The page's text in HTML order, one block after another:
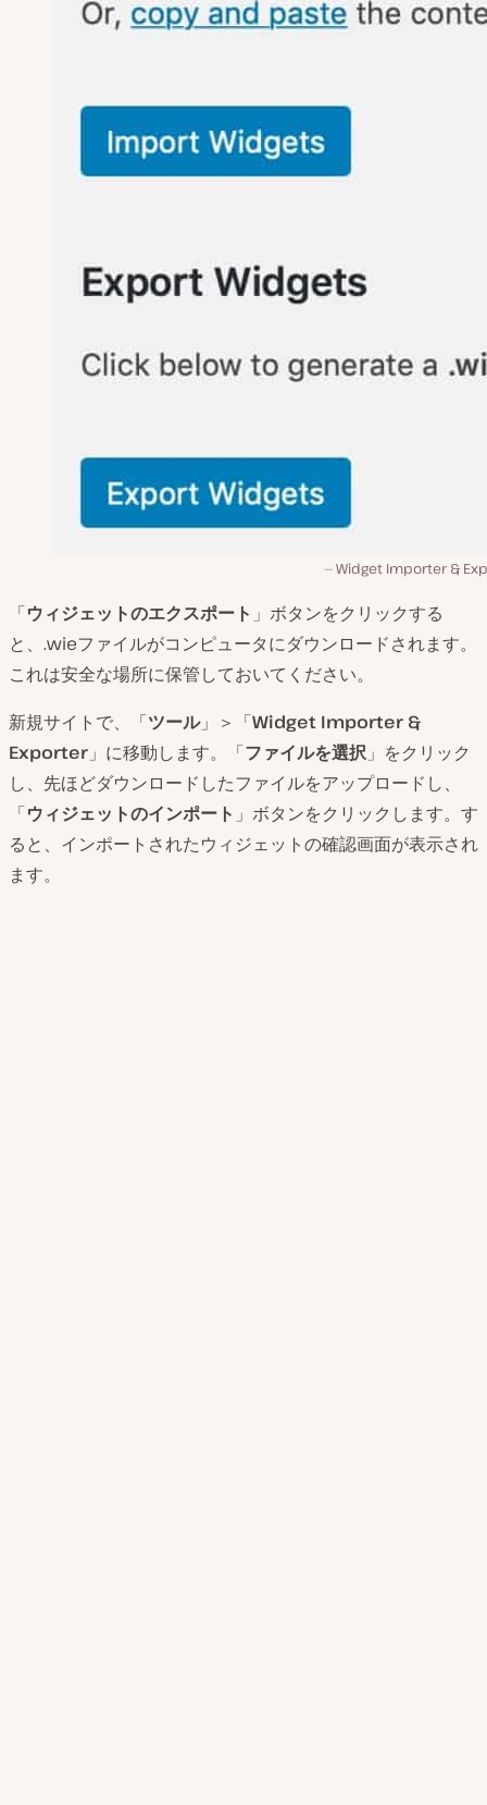
Widget Importer &
「ウィジェットのエクスポート 」ボタンをクリックする
と、.wieファイルがコンピュータにダウンロードされます。
これは安全な場所に保管しておいてください。
新規サイトで、「ツール」＞「Widget Importer &
Exporter 」に移動します。「ファイルを選択 」をクリック
し、先ほどダウンロードしたファイルをアップロードし、
「ウィジェットのインポート 」ボタンをクリックします。す
ると、インポートされたウィジェットの確認画面が表示され
ます。